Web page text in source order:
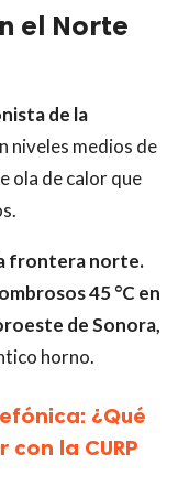
el Norte
de la
niveles medios de
ola de calor que
frontera norte.
45 °C en
de Sonora,
horno.
¿Qué
la CURP